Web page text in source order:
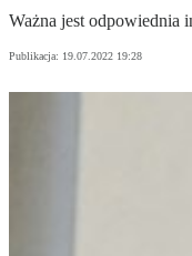
Ważna jest odpowiednia
Publikacja: 19.07.2022 19:28